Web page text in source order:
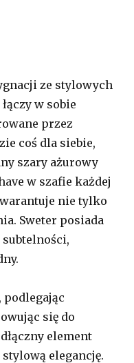
ze stylowych
w sobie
przez
coś dla siebie,
szary ażurowy
w szafie każdej
nie tylko
Sweter posiada
podlegając
się do
element
elegancję.